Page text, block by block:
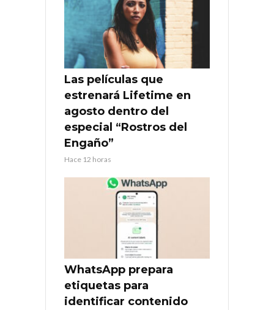
Las películas que
estrenará Lifetime en
agosto dentro del
especial “Rostros del
Engaño”
Hace 12 horas
WhatsApp prepara
etiquetas para
identificar contenido